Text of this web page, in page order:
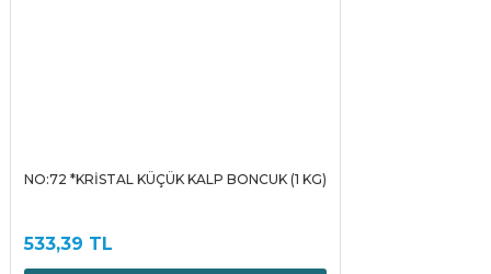
NO:72 *KRİSTAL KÜÇÜK KALP BONCUK (1 KG)
533,39 TL